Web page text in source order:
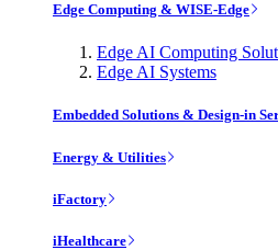
Edge Computing & WISE-Edge
Edge AI Computing
Edge AI Systems
Embedded Solutions & Design-in
Energy & Utilities
iFactory
iHealthcare